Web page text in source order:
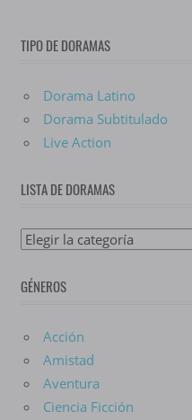
TIPO DE DORAMAS
Dorama Latino
Dorama Subtitulado
Live Action
LISTA DE DORAMAS
Lista
Doramas
GÉNEROS
Acción
Amistad
Aventura
Ciencia Ficción